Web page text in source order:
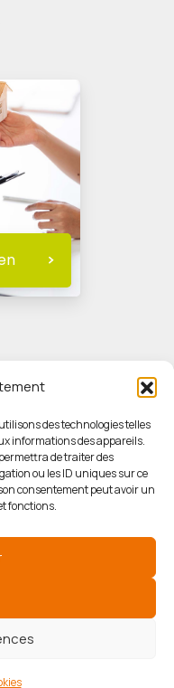
des technologies telles
informations des appareils.
de traiter des
ou les ID uniques sur ce
consentement peut avoir un
fonctions.